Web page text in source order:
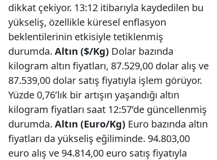
dikkat çekiyor. 13:12 itibarıyla kaydedilen bu
yükseliş, özellikle küresel enflasyon
beklentilerinin etkisiyle tetiklenmiş
durumda. Altın ($/Kg) Dolar bazında
kilogram altın fiyatları, 87.529,00 dolar alış ve
87.539,00 dolar satış fiyatıyla işlem görüyor.
Yüzde 0,76’lık bir artışın yaşandığı altın
kilogram fiyatları saat 12:57’de güncellenmiş
durumda. Altın (Euro/Kg) Euro bazında altın
fiyatları da yükseliş eğiliminde. 94.803,00
euro alış ve 94.814,00 euro satış fiyatıyla